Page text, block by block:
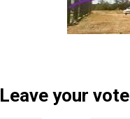
Leave your vote